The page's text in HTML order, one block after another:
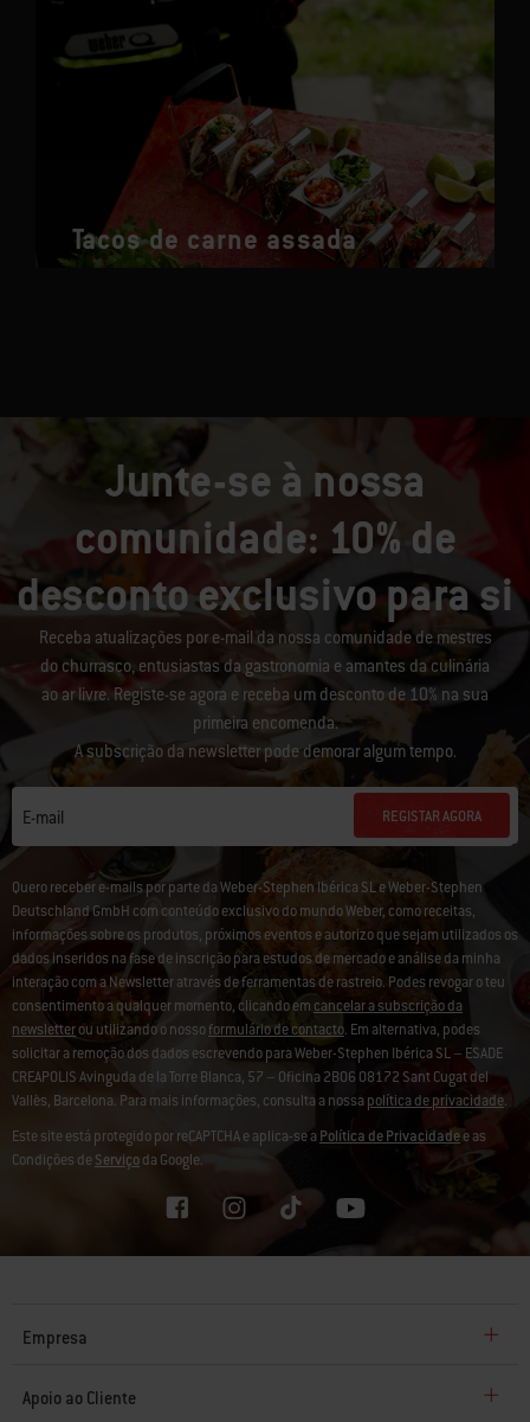
Tacos de carne assada
Junte-se à nossa
comunidade: 10% de
desconto exclusivo para si
Receba atualizações por e-mail da nossa comunidade de mestres
do churrasco, entusiastas da gastronomia e amantes da culinária
ao ar livre. Registe-se agora e receba um desconto de 10% na sua
primeira encomenda.
A subscrição da newsletter pode demorar algum tempo.
E-mail REGISTAR AGORA
Quero receber e-mails por parte da Weber-Stephen Ibérica SL e Weber-Stephen
Deutschland GmbH com conteúdo exclusivo do mundo Weber, como receitas,
informações sobre os produtos, próximos eventos e autorizo que sejam utilizados os
dados inseridos na fase de inscrição para estudos de mercado e análise da minha
interação com a Newsletter através de ferramentas de rastreio. Podes revogar o teu
consentimento a qualquer momento, clicando em cancelar a subscrição da
newsletterou utilizando o nossoformulário de contacto. Em alternativa, podes
solicitar a remoção dos dados escrevendo para Weber-Stephen Ibérica SL – ESADE
CREAPOLIS Avinguda de la Torre Blanca, 57 – Oficina 2B06 08172 Sant Cugat del
Vallès, Barcelona. Para mais informações, consulta a nossapolítica de privacidade.
Este site está protegido por reCAPTCHA e aplica-se aPolítica de Privacidadee as
Condições deServiçoda Google.
Empresa
Apoio ao Cliente